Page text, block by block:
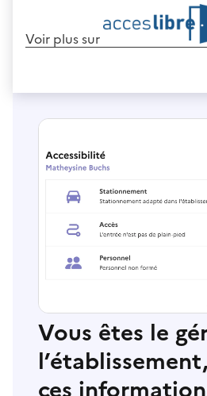
Voir plus sur
Vous êtes le